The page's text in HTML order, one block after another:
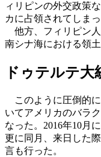
ィリピンの外交政策
カに占領されてしま
他方、フィリピン人
南シナ海における領
ドゥテルテ
このように圧倒的に
いてアメリカのバラ
なった。2016年10月
更に同月、来日した
言も行った。